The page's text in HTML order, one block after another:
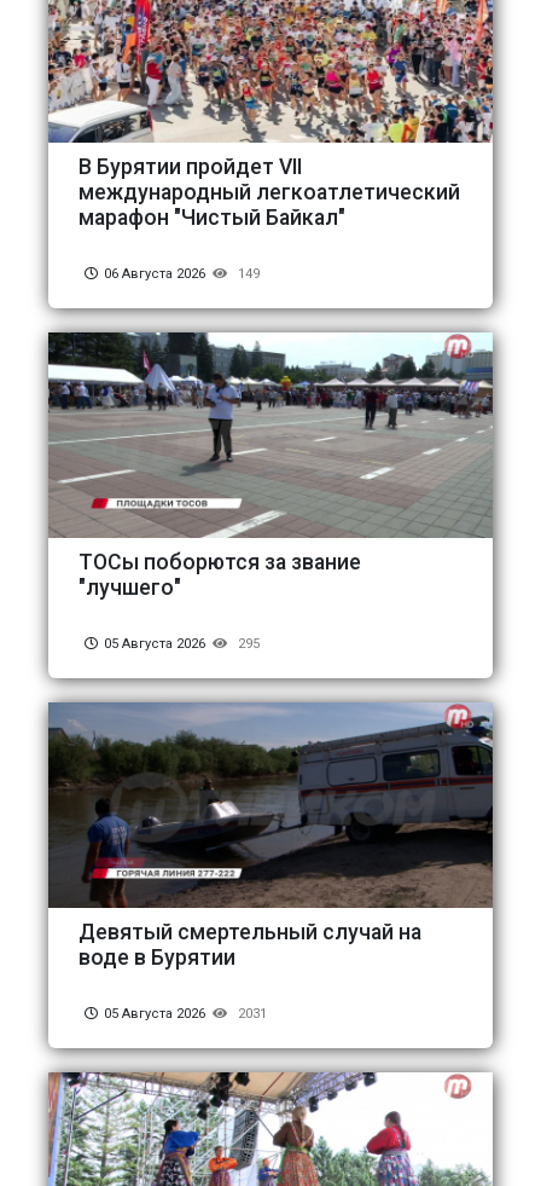
В Бурятии пройдет VII
международный легкоатлетический
марафон "Чистый Байкал"
06 Августа 2026 149
ТОСы поборются за звание
"лучшего"
05 Августа 2026 295
Девятый смертельный случай на
воде в Бурятии
05 Августа 2026 2031